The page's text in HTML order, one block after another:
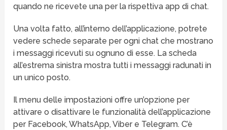
quando ne ricevete una per la rispettiva app di chat.
Una volta fatto, all’interno dell’applicazione, potrete
vedere schede separate per ogni chat che mostrano
i messaggi ricevuti su ognuno di esse. La scheda
all’estrema sinistra mostra tutti i messaggi radunati in
un unico posto.
Il menu delle impostazioni offre un’opzione per
attivare o disattivare le funzionalità dell’applicazione
per Facebook, WhatsApp, Viber e Telegram. C’è